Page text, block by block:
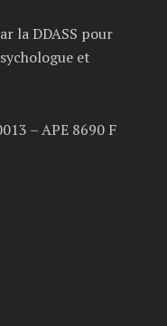
la DDASS pour
et
– APE 8690 F